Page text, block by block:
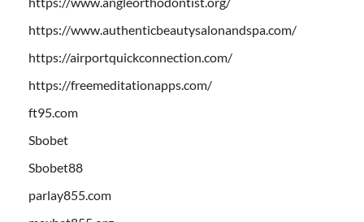
https://www.authenticbeautysalonandspa.com/
https://airportquickconnection.com/
https://freemeditationapps.com/
ft95.com
Sbobet
Sbobet88
parlay855.com